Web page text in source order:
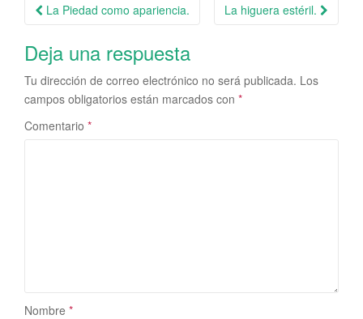
Navegación de la entrada
La Piedad como apariencia. La higuera estéril.
Deja una respuesta
Tu dirección de correo electrónico no será publicada. Los
campos obligatorios están marcados con *
Comentario *
Nombre *